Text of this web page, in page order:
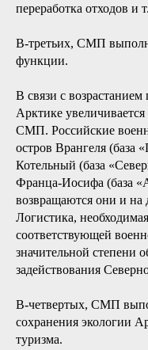
результатов
работают в связке с
доставки топлива, в
Кратко обрисуем еще
прямо не связаны с
местных производств,
этого благоприятных
безопасности и
многообразные
сервисов
переработка отходов и
В-третьих, СМП
В связи с
Арктике увеличивается